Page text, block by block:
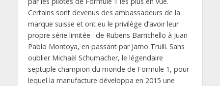
Certains sont devenus des ambassadeurs de la
marque suisse et ont eu le privilège d’avoir leur
propre série limitée : de Rubens Barrichello à Juan
Pablo Montoya, en passant par Jarno Trulli. Sans
oublier Michaël Schumacher, le légendaire
septuple champion du monde de Formule 1, pour
lequel la manufacture développa en 2015 une